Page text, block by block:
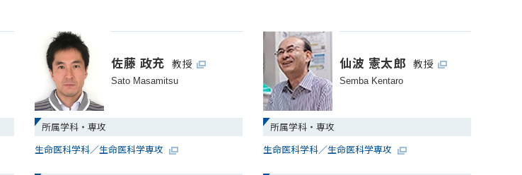
佐藤 政充 教授
Sato Masamitsu
所属学科・専攻
生命医科学科／生命医科学専攻
仙波 憲太郎 教授
Semba Kentaro
所属学科・専攻
生命医科学科／生命医科学専攻